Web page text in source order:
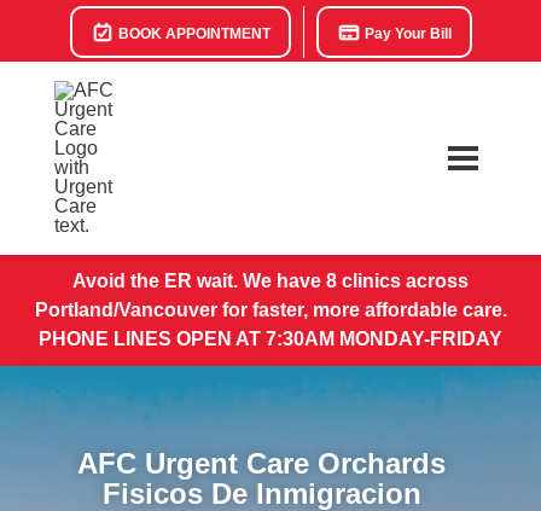
BOOK APPOINTMENT Pay Your Bill
Avoid the ER wait. We have 8 clinics across
Portland/Vancouver for faster, more affordable care.
PHONE LINES OPEN AT 7:30AM MONDAY-FRIDAY
AFC Urgent Care Orchards
Fisicos De Inmigracion